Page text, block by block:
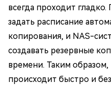
всегда проходит
задать расписание
копирования, и NAS-
создавать резервные
времени. Таким
происходит быстро и